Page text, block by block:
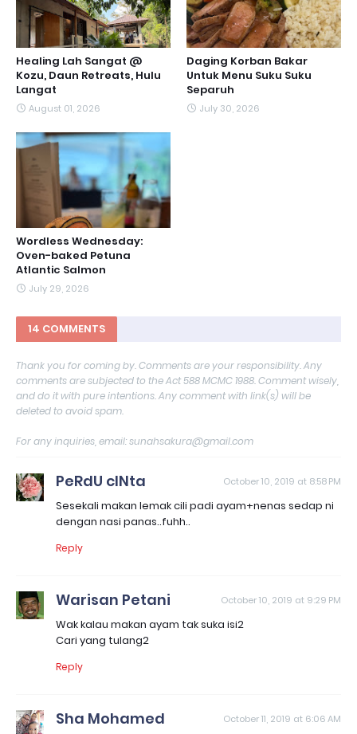
Healing Lah Sangat @
Kozu, Daun Retreats, Hulu
Langat
August 01, 2026
Daging Korban Bakar
Untuk Menu Suku Suku
Separuh
July 30, 2026
Wordless Wednesday:
Oven-baked Petuna
Atlantic Salmon
July 29, 2026
14 COMMENTS
Thank you for coming by. Comments are your responsibility. Any
comments are subjected to the Act 588 MCMC 1988. Comment wisely,
and do it with pure intentions. Any comment with link(s) will be
deleted to avoid spam.
For any inquiries, email: sunahsakura@gmail.com
PeRdU cINta October 10, 2019 at 8:58 PM
Sesekali makan lemak cili padi ayam+nenas sedap ni
dengan nasi panas..fuhh..
Reply
Warisan Petani October 10, 2019 at 9:29 PM
Wak kalau makan ayam tak suka isi2
Cari yang tulang2
Reply
Sha Mohamed October 11, 2019 at 6:06 AM